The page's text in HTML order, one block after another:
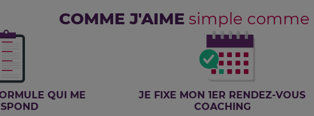
COMME J'AIME simple comme
QUI ME
JE FIXE MON 1ER RENDEZ-VOUS
COACHING